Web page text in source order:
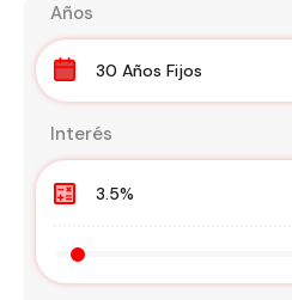
Años
30 Años Fijos
Interés